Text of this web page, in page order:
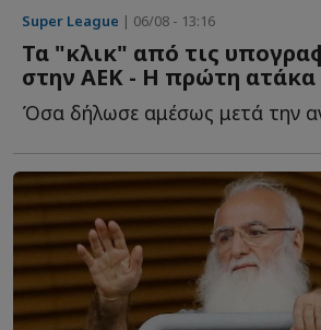
Super League | 06/08 - 13:16
Τα "κλικ" από τις
στην ΑΕΚ - Η πρώτη ατάκα